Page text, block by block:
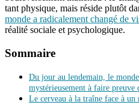
tant physique, mais réside plutôt
monde a radicalement changé de
réalité sociale et psychologique.
Sommaire
Du jour au lendemain, le
mystérieusement à faire preuve
Le cerveau à la traîne face à